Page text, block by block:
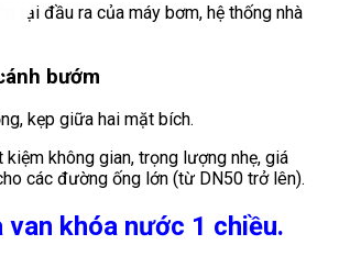
tại đầu ra của máy bơm, hệ thống nhà
bướm
kẹp giữa hai mặt bích.
kiệm không gian, trọng lượng nhẹ, giá
các đường ống lớn (từ DN50 trở lên).
van khóa nước 1 chiều.